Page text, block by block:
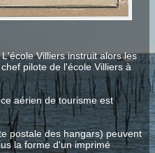
Villiers instruit alors les
pilote de l'école Villiers à
aérien de tourisme est
postale des hangars) peuvent
la forme d'un imprimé